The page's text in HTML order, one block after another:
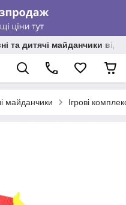
та дитячі майданчики від
майданчики Ігрові